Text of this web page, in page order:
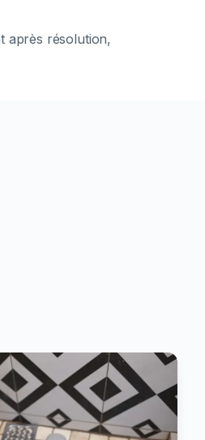
après résolution,